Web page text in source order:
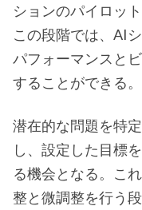
ションのパイロッ
この段階では、AI
パフォーマンスと
することができる。
潜在的な問題を特
し、設定した目標
る機会となる。こ
整と微調整を行う段